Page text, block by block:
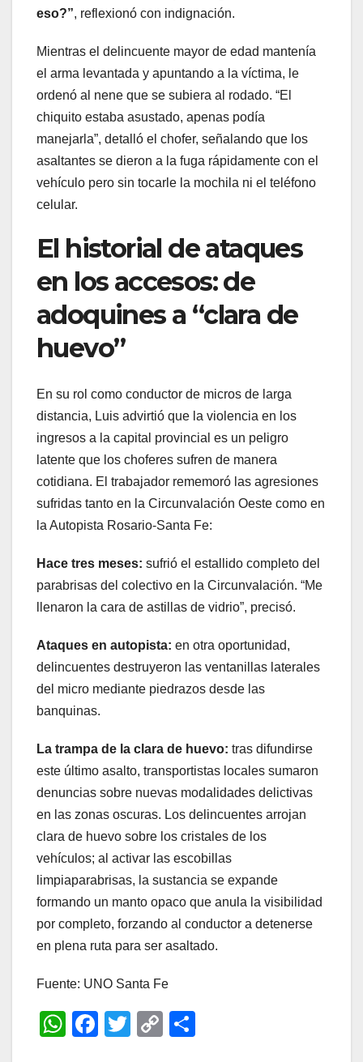
eso?”, reflexionó con indignación.
Mientras el delincuente mayor de edad mantenía
el arma levantada y apuntando a la víctima, le
ordenó al nene que se subiera al rodado. “El
chiquito estaba asustado, apenas podía
manejarla”, detalló el chofer, señalando que los
asaltantes se dieron a la fuga rápidamente con el
vehículo pero sin tocarle la mochila ni el teléfono
celular.
El historial de ataques
en los accesos: de
adoquines a “clara de
huevo”
En su rol como conductor de micros de larga
distancia, Luis advirtió que la violencia en los
ingresos a la capital provincial es un peligro
latente que los choferes sufren de manera
cotidiana. El trabajador rememoró las agresiones
sufridas tanto en la Circunvalación Oeste como en
la Autopista Rosario-Santa Fe:
Hace tres meses: sufrió el estallido completo del
parabrisas del colectivo en la Circunvalación. “Me
llenaron la cara de astillas de vidrio”, precisó.
Ataques en autopista: en otra oportunidad,
delincuentes destruyeron las ventanillas laterales
del micro mediante piedrazos desde las
banquinas.
La trampa de la clara de huevo: tras difundirse
este último asalto, transportistas locales sumaron
denuncias sobre nuevas modalidades delictivas
en las zonas oscuras. Los delincuentes arrojan
clara de huevo sobre los cristales de los
vehículos; al activar las escobillas
limpiaparabrisas, la sustancia se expande
formando un manto opaco que anula la visibilidad
por completo, forzando al conductor a detenerse
en plena ruta para ser asaltado.
Fuente: UNO Santa Fe
W
F
T
C